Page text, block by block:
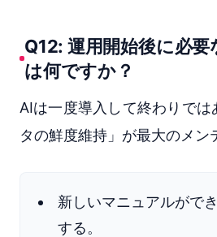
Q12: 運用開始後に必
は何ですか？
AIは一度導入して終わりで
タの鮮度維持」が最大のメン
新しいマニュアルがで
する。